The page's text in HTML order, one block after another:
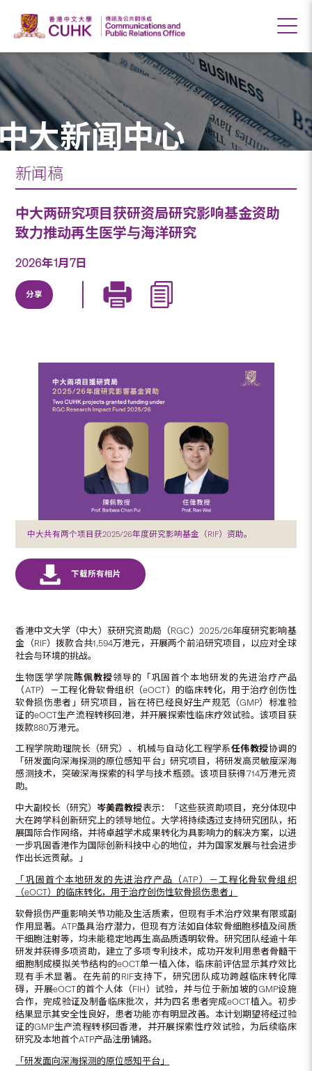
大新闻中心
新闻稿
中大两研究项目获研资局研究影响基金资助
致力推动再生医学与海洋研究
2026年1月7日
分享
中大共有两个项目获2025/26年度研究影响基金（RIF）资助。
香港中文大学（中大）获研究资助局（RGC）2025/26年度研究影响基
金（RIF）拨款合共1,594万港元，开展两个前沿研究项目，以应对全球
社会与环境的挑战。
生物医学学院 陈佩教授领导的「巩固首个本地研发的先进治疗产品
（ATP）－工程化骨软骨组织（eOCT）的临床转化，用于治疗创伤性
软骨损伤患者」研究项目，旨在将已经良好生产规范（GMP）标准验
证的eOCT生产流程转移回港，并开展探索性临床疗效试验。该项目获
拨款880万港元。
工程学院助理院长（研究）、机械与自动化工程学系任伟教授协调的
「研发面向深海探测的原位感知平台」研究项目，将研发高灵敏度深海
感测技术，突破深海探索的科学与技术瓶颈。该项目获得714万港元资
助。
中大副校长（研究）岑美霞教授表示：「这些获资助项目，充分体现中
大在跨学科创新研究上的领导地位。大学将持续透过支持研究团队，拓
展国际合作网络，并将卓越学术成果转化为具影响力的解决方案，以进
一步巩固香港作为国际创新科技中心的地位，并为国家发展与社会进步
作出长远贡献。」
「巩固首个本地研发的先进治疗产品（ATP ）－工程化骨软骨组织
（eOCT）的临床转化，用于治疗创伤性软骨损伤患者」
软骨损伤严重影响关节功能及生活质素，但现有手术治疗效果有限或副
作用显著。ATP虽具治疗潜力，但现有方法如自体软骨细胞移植及间质
干细胞注射等，均未能稳定地再生高品质透明软骨。研究团队经逾十年
研发并获得多项资助，建立了多项专利技术，成功开发利用患者骨髓干
细胞制成模拟关节结构的eOCT单一植入体，临床前评估显示其疗效比
现有手术显著。在先前的RIF支持下，研究团队成功跨越临床转化障
碍，开展eOCT的首个人体（FIH）试验，并与位于新加坡的GMP设施
合作，完成验证及制备临床批次，并为四名患者完成eOCT植入。初步
结果显示其安全性良好，患者功能亦有明显改善。本计划期望将经过验
证的GMP生产流程转移回香港，并开展探索性疗效试验，为后续临床
研究及本地首个ATP产品注册铺路。
「研发面向深海探测的原位感知平台」